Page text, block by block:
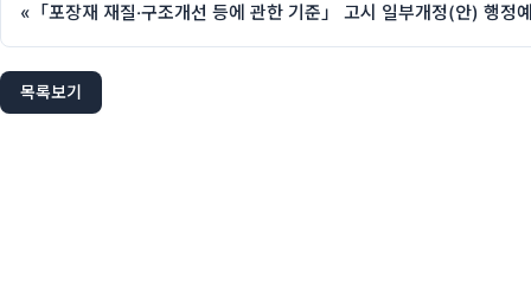
« 「포장재 재질·구조개선 등에 관한 기준」 고시 일부개정(안) 행정
목록보기